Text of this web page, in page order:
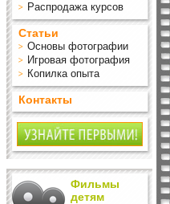
Распродажа курсов
Статьи
Основы фотографии
Игровая фотография
Копилка опыта
Контакты
Фильмы
детям